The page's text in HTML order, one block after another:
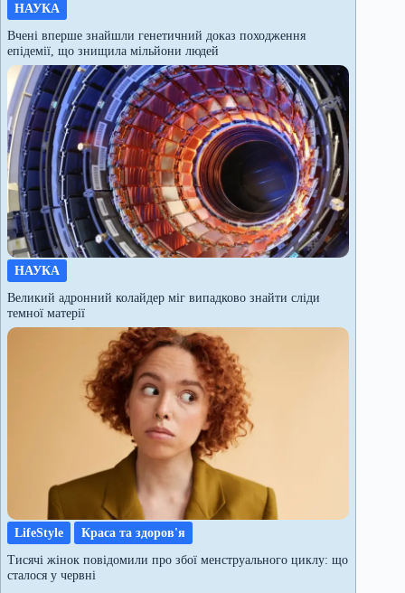
НАУКА
Вчені вперше знайшли генетичний доказ походження
епідемії, що знищила мільйони людей
НАУКА
Великий адронний колайдер міг випадково знайти сліди
темної матерії
LifeStyle
Краса та здоров'я
Тисячі жінок повідомили про збої менструального циклу: що
сталося у червні